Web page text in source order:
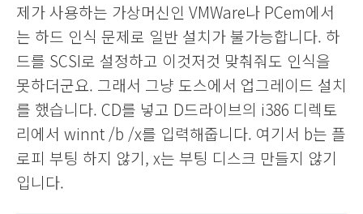
제가 사용하는 가상머신인 VMWare나 PCem에서
는 하드 인식 문제로 일반 설치가 불가능합니다. 하
드를 SCSI로 설정하고 이것저것 맞춰줘도 인식을
못하더군요. 그래서 그냥 도스에서 업그레이드 설치
를 했습니다. CD를 넣고 D드라이브의 i386 디렉토
리에서 winnt /b /x를 입력해줍니다. 여기서 b는 플
로피 부팅 하지 않기, x는 부팅 디스크 만들지 않기
입니다.